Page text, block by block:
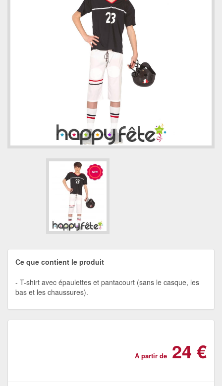
Ce que contient le produit
T-shirt avec épaulettes et pantacourt (sans le casque, les
bas et les chaussures).
A partir de 24 €